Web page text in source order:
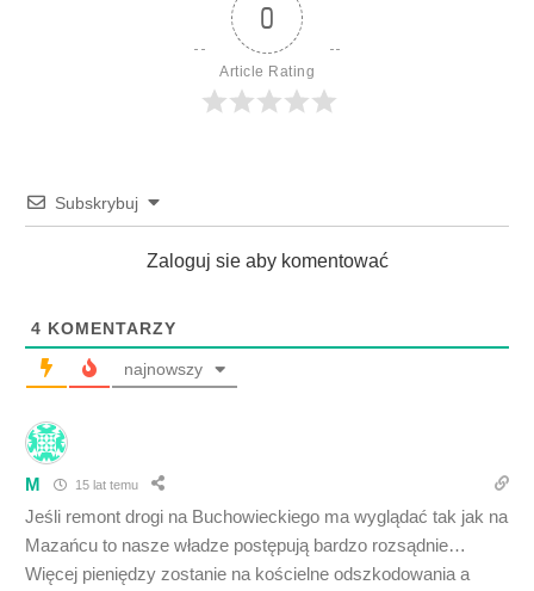
0
Article Rating
Subskrybuj
Zaloguj sie aby komentować
4 KOMENTARZY
najnowszy
M 15 lat temu
Jeśli remont drogi na Buchowieckiego ma wyglądać tak jak na
Mazańcu to nasze władze postępują bardzo rozsądnie…
Więcej pieniędzy zostanie na kościelne odszkodowania a